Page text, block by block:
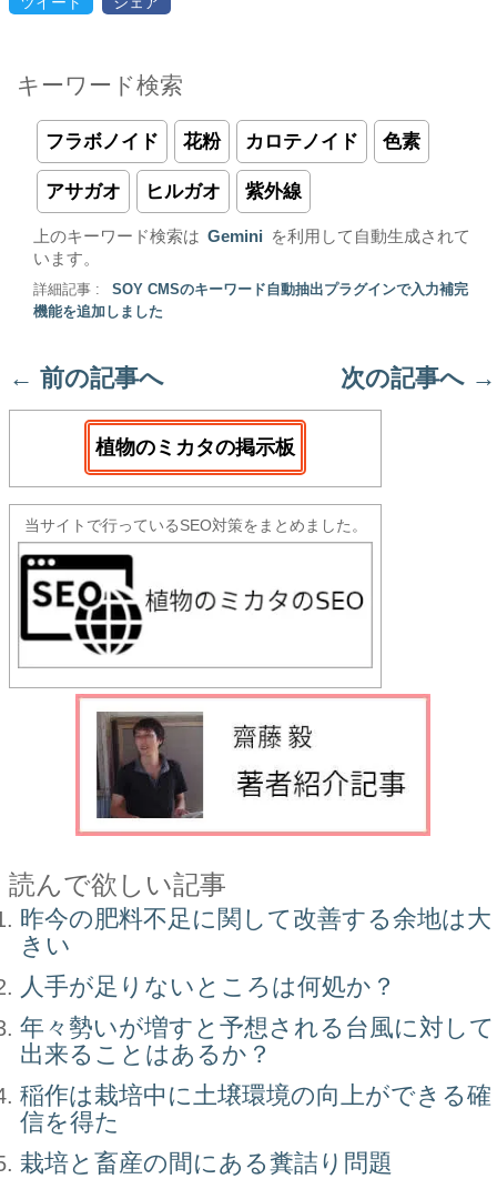
キーワード検索
フラボノイド 花粉 カロテノイド 色素
アサガオ ヒルガオ 紫外線
上のキーワード検索は Gemini
を利用して自動生成されて
います。
詳細記事 :
SOY CMSのキーワード自動抽出プラグインで入力補完
機能を追加しました
← 前の記事へ 次の記事へ →
植物のミカタの掲示板
当サイトで行っているSEO対策をまとめました。
読んで欲しい記事
昨今の肥料不足に関して改善する余地は大
きい
人手が足りないところは何処か？
年々勢いが増すと予想される台風に対して
出来ることはあるか？
稲作は栽培中に土壌環境の向上ができる確
信を得た
栽培と畜産の間にある糞詰り問題